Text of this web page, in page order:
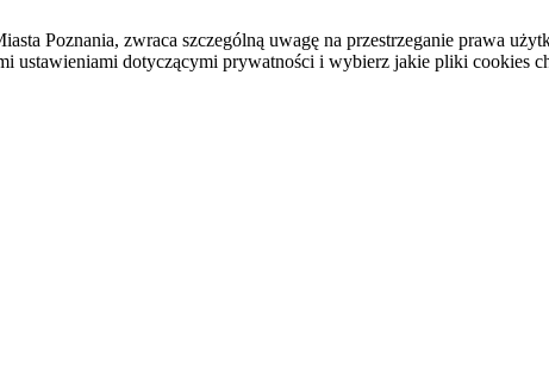
Poznania, zwraca szczególną uwagę na przestrzeganie prawa
ustawieniami dotyczącymi prywatności i wybierz jakie pliki cookies